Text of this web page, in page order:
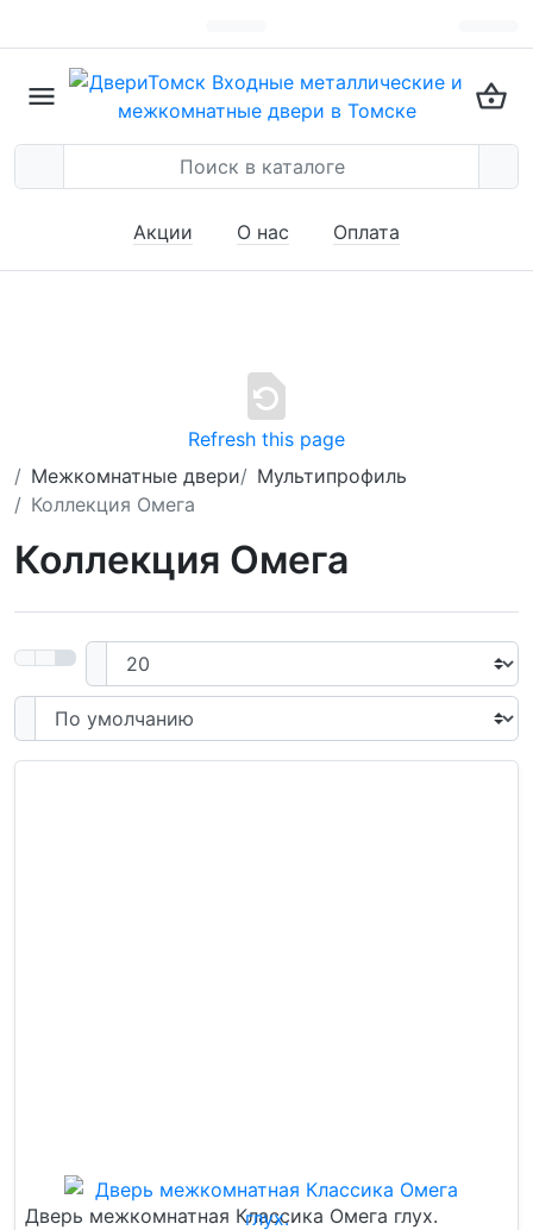
Акции О нас Оплата
Refresh this page
Межкомнатные двери
Мультипрофиль
Коллекция Омега
Коллекция Омега
Дверь межкомнатная Классика Омега глух.